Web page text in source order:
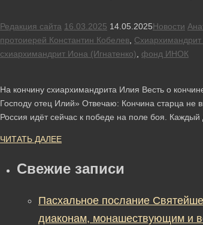
Редакция сайта 16.03.2025 14.05.2025Новости
протоиерей Константин Кобелев
схиархимандрит Иона (Игнатенко)
фонд ИНОК
На кончину схиархимандрита Илия Весть о
Господу отец Илий» Отвечаю: Кончина старца не
Россия идёт сейчас к победе на поле боя.
ЧИТАТЬ ДАЛЕЕ
Свежие записи
Пасхальное послание
диаконам, монашествующим и